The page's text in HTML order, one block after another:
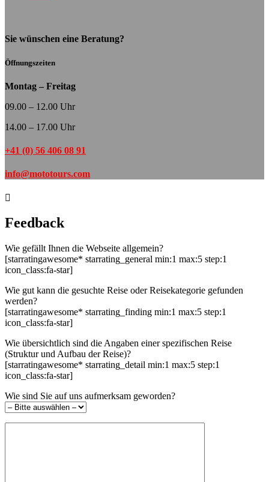
Sie wünschen eine Beratung?
Öffnungszeiten
Montag – Freitag
09.00 – 12.00 Uhr
14.00 – 17.00 Uhr
+41 (0) 56 406 08 91
info@mototours.com
Feedback
Wie gefällt Ihnen die Webseite allgemein?
[starratingawesome* starrating_general min:1 max:5 step:1
icon_class:fa-star]
Wie gut kann die gesuchte Reise oder Reisekategorie gefunden
werden?
[starratingawesome* starrating_finding min:1 max:5 step:1
icon_class:fa-star]
Wie übersichtlich sind die Angaben einer spezifischen Reise
(Struktur und Aufbau der Reise)?
[starratingawesome* starrating_detail min:1 max:5 step:1
icon_class:fa-star]
Wie sind Sie auf uns aufmerksam geworden?